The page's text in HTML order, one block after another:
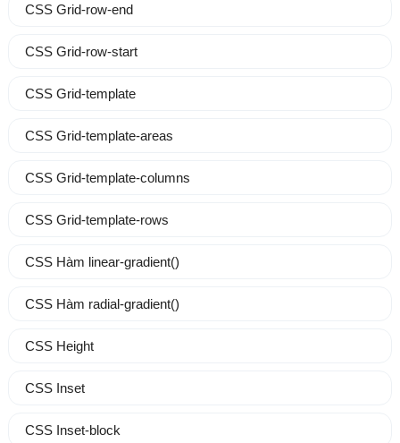
CSS Grid-row-end
CSS Grid-row-start
CSS Grid-template
CSS Grid-template-areas
CSS Grid-template-columns
CSS Grid-template-rows
CSS Hàm linear-gradient()
CSS Hàm radial-gradient()
CSS Height
CSS Inset
CSS Inset-block